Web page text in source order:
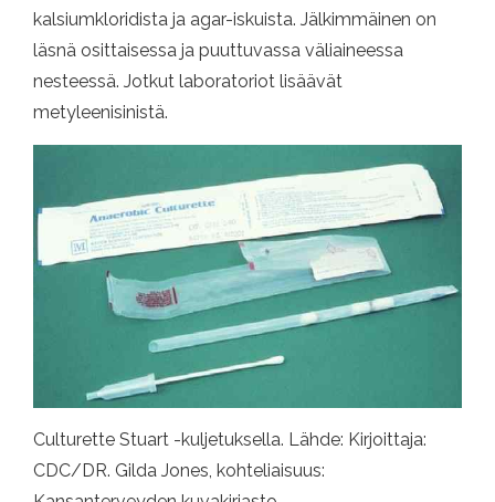
kalsiumkloridista ja agar-iskuista. Jälkimmäinen on
läsnä osittaisessa ja puuttuvassa väliaineessa
nesteessä. Jotkut laboratoriot lisäävät
metyleenisinistä.
Culturette Stuart -kuljetuksella. Lähde: Kirjoittaja:
CDC/DR. Gilda Jones, kohteliaisuus: